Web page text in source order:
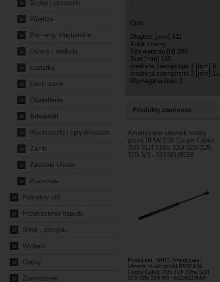
» Szyby i uszczelki
» Wnętrze
» Elementy blacharskie
» Osłony i nadkola
» Lusterka
» Linki i zamki
» Oświetlenie
» Siłowniki
» Wycieraczki i spryskiwacze
» Zamki
» Zderzaki i listwy
» Pozostałe
» Paliwowy ukł.
» Przeniesienie napędu
» Silnik i skrzynia
» Wydech
» Opony
» Zawieszenie
;
Opis:
Długosć [mm] 411
Kolor czarny
Siła wyrzutu [N] 280
Suw [mm] 165
średnica zewnętrzna 1 [mm] 6
średnica zewnętrzna 2 [mm] 15
Wymagana ilość 2
Produkty zamienne
Amortyzator siłownik maski
przód BMW E36 Coupe Cabrio
316i 318i 318is 320i 323i 325i
328i M3 - 51238119558
Producent: HART. Amortyzator
siłownik maski przód BMW E36
Coupe Cabrio 316i 318i 318is 320i
323i 325i 328i M3 - 51238119558